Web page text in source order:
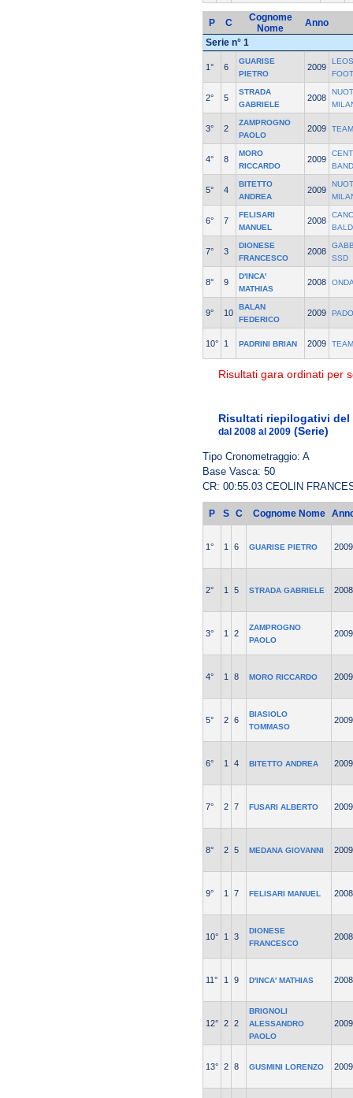
P C
Cognome
Nome
Anno
Serie n° 1
1° 6
GUARISE
PIETRO
2009
2° 5
STRADA
GABRIELE
2008
3° 2
ZAMPROGNO
PAOLO
2009
4° 8
MORO
RICCARDO
2009
5° 4
BITETTO
ANDREA
2009
6° 7
FELISARI
MANUEL
2008
7° 3
DIONESE
FRANCESCO
2008
SSD
8° 9
D'INCA'
MATHIAS
2008
9° 10
BALAN
FEDERICO
2009
10° 1 PADRINI BRIAN 2009
Risultati gara ordinati per
Risultati riepilogativi del
dal 2008 al 2009 (Serie)
Tipo Cronometraggio: A
Base Vasca: 50
CR: 00:55.03 CEOLIN
P S C Cognome Nome
1° 1 6 GUARISE PIETRO 2009
2° 1 5 STRADA GABRIELE 2008
3° 1 2
ZAMPROGNO
PAOLO
2009
4° 1 8 MORO RICCARDO 2009
5° 2 6
BIASIOLO
TOMMASO
2009
6° 1 4 BITETTO ANDREA 2009
7° 2 7 FUSARI ALBERTO 2009
8° 2 5 MEDANA GIOVANNI 2009
9° 1 7 FELISARI MANUEL 2008
10° 1 3
DIONESE
FRANCESCO
2008
11° 1 9 D'INCA' MATHIAS 2008
12° 2 2
BRIGNOLI
ALESSANDRO
PAOLO
2009
13° 2 8 GUSMINI LORENZO 2009